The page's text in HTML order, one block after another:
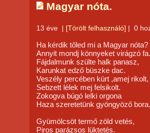
Magyar nóta.
13 éve | [Törölt felhasználó] | 0
Ha kérdik tőled mi a Magyar nóta?
Annyit mondj könnyeket virágzó fa.
Fájdalmunk szülte halk panasz,
Karunkat edző büszke dac.
Veszély percében kürt ,amej rikolt,
Sebzett lélek mej felsikolt.
Zokogva búgó lelki orgona
Haza szeretetünk gyöngyöző bora.
Gyümölcsöt termő zöld vetés,
Piros parázsos lüktetés.